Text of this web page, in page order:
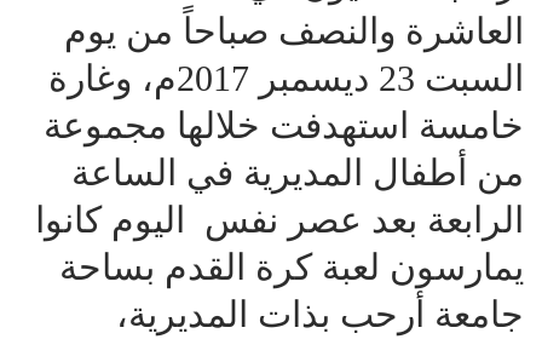
العاشرة والنصف صباحاً من يوم
السبت 23 ديسمبر 2017م، وغارة
خامسة استهدفت خلالها مجموعة
من أطفال المديرية في الساعة
الرابعة بعد عصر نفس اليوم كانوا
يمارسون لعبة كرة القدم بساحة
جامعة أرحب بذات المديرية،